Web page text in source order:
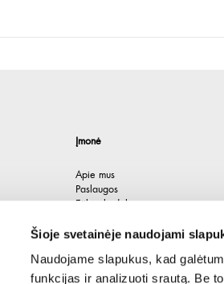
Šioje svetainėje naudojami
Naudojame slapukus, kad
funkcijas ir analizuoti srautą. Be
Lietuva
Įmonė
Apie mus
Paslaugos
Etikos kodeksas
Kontaktai